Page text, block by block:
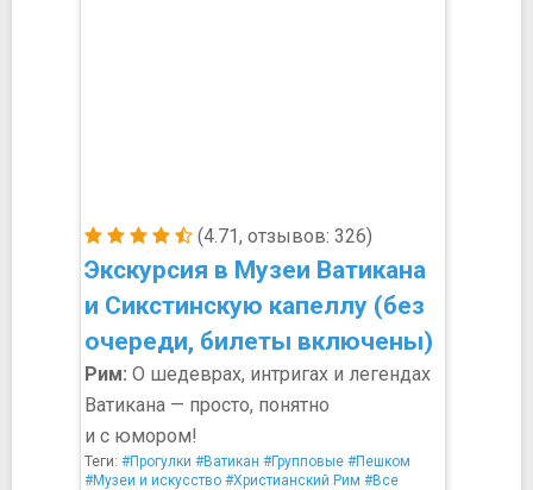
(4.71, отзывов: 326)
Экскурсия в Музеи Ватикана
и Сикстинскую капеллу (без
очереди, билеты включены)
Рим: О шедеврах, интригах и легендах
Ватикана — просто, понятно
и с юмором!
Теги: #Прогулки #Ватикан #Групповые #Пешком
#Музеи и искусство #Христианский Рим #Все